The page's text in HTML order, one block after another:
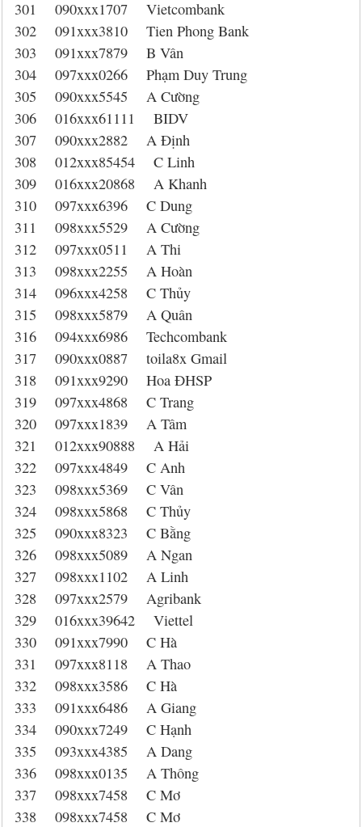
301 090xxx1707 Vietcombank
302 091xxx3810 Tien Phong Bank
303 091xxx7879 B Vân
304 097xxx0266 Phạm Duy Trung
305 090xxx5545 A Cường
306 016xxx61111 BIDV
307 090xxx2882 A Định
308 012xxx85454 C Linh
309 016xxx20868 A Khanh
310 097xxx6396 C Dung
311 098xxx5529 A Cường
312 097xxx0511 A Thi
313 098xxx2255 A Hoàn
314 096xxx4258 C Thủy
315 098xxx5879 A Quân
316 094xxx6986 Techcombank
317 090xxx0887 toila8x Gmail
318 091xxx9290 Hoa ĐHSP
319 097xxx4868 C Trang
320 097xxx1839 A Tâm
321 012xxx90888 A Hải
322 097xxx4849 C Anh
323 098xxx5369 C Vân
324 098xxx5868 C Thủy
325 090xxx8323 C Bằng
326 098xxx5089 A Ngan
327 098xxx1102 A Linh
328 097xxx2579 Agribank
329 016xxx39642 Viettel
330 091xxx7990 C Hà
331 097xxx8118 A Thao
332 098xxx3586 C Hà
333 091xxx6486 A Giang
334 090xxx7249 C Hạnh
335 093xxx4385 A Dang
336 098xxx0135 A Thông
337 098xxx7458 C Mơ
338 098xxx7458 C Mơ